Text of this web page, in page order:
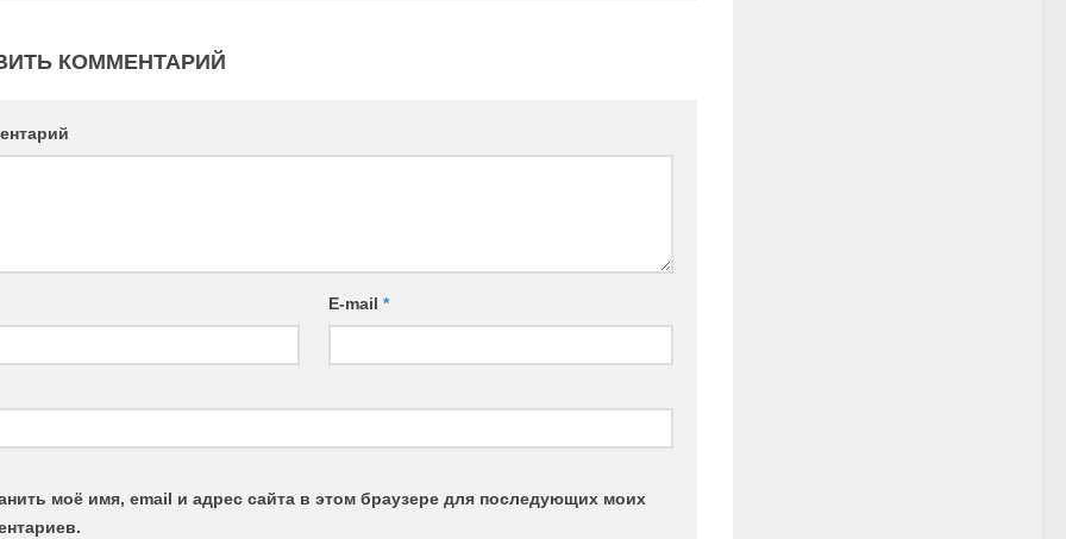
КОММЕНТАРИЙ
E-mail*
моё имя, email и адрес сайта в этом браузере для последующих моих